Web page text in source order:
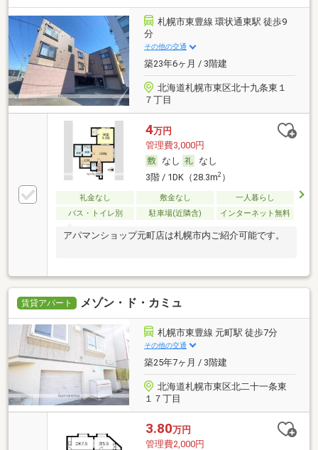
札幌市東豊線 環状通東駅 徒歩9
分
その他の交通
築23年6ヶ月 / 3階建
北海道札幌市東区北十九条東１
７丁目
4万円
管理費3,000円
なし
なし
3階 / 1DK（28.3m2）
礼金なし 敷金なし
一人暮らし
バス・トイレ別
駐車場(近隣含) インターネット無料
アパマンショップ元町店は札幌市内ご紹介可能です。
賃貸アパート メゾン・ド・カミュ
札幌市東豊線 元町駅 徒歩7分
その他の交通
築25年7ヶ月 / 3階建
北海道札幌市東区北二十一条東
１７丁目
3.80万円
管理費2,000円